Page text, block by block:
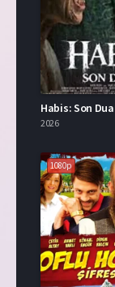
Habis: Son
2026
1080p